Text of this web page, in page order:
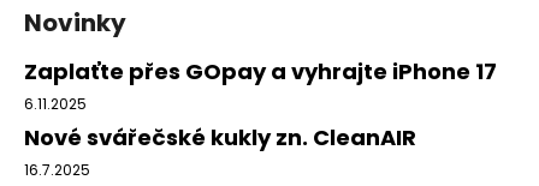
Novinky
Zaplaťte přes GOpay a vyhrajte iPhone 17
6.11.2025
Nové svářečské kukly zn. CleanAIR
16.7.2025